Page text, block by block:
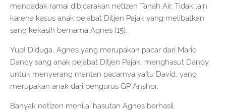
mendadak ramai dibicarakan netizen Tanah Air. Tidak lain
karena kasus anak pejabat Ditjen Pajak yang melibatkan
sang kekasih bernama Agnes (15).
Yup! Diduga, Agnes yang merupakan pacar dari Mario
Dandy sang anak pejabat Ditjen Pajak, menghasut Dandy
untuk menyerang mantan pacarnya yaitu David, yang
merupakan anak dari pengurus GP Anshor.
Banyak netizen menilai hasutan Agnes berhasil